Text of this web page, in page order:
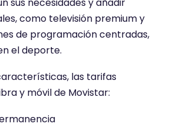
como televisión premium y
de programación centradas,
el deporte.
las tarifas
y móvil de Movistar: